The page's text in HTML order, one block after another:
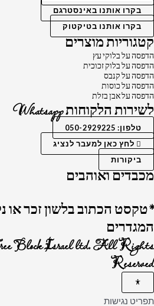
בקרו אותנו באינסטרגם
בקרו אותנו בטיקטוק
קטגוריות מוצרים
הדפסה על בלוקי עץ
הדפסה על בלוק זכוכית
הדפסה על קנבס
הדפסה על כוסות
הדפסה על אבן בזלת
לשירות הלקוחות Whatsapp
טלפון: 050-2929225
לחץ כאן למעבר לנציג
ביקורות
מכבדים ואוהבים
*טקסט הכתוב בלשון זכר או
המגדרים
Block Israel ltd. All Rights
Reserved
תפריט נגישות